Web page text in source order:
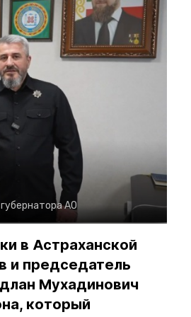
АО
в Астраханской
и председатель
Мухадинович
который